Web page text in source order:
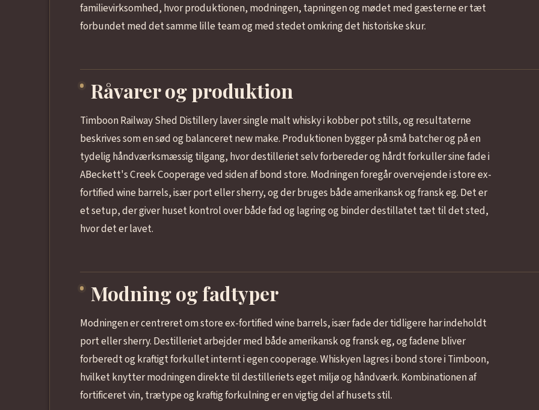
familievirksomhed, hvor produktionen, modningen, tapningen og mødet med gæsterne er tæt
forbundet med det samme lille team og med stedet omkring det historiske skur.
Råvarer og produktion
Timboon Railway Shed Distillery laver single malt whisky i kobber pot stills, og resultaterne
beskrives som en sød og balanceret new make. Produktionen bygger på små batcher og på en
tydelig håndværksmæssig tilgang, hvor destilleriet selv forbereder og hårdt forkuller sine fade i
ABeckett's Creek Cooperage ved siden af bond store. Modningen foregår overvejende i store ex-
fortified wine barrels, især port eller sherry, og der bruges både amerikansk og fransk eg. Det er
et setup, der giver huset kontrol over både fad og lagring og binder destillatet tæt til det sted,
hvor det er lavet.
Modning og fadtyper
Modningen er centreret om store ex-fortified wine barrels, især fade der tidligere har indeholdt
port eller sherry. Destilleriet arbejder med både amerikansk og fransk eg, og fadene bliver
forberedt og kraftigt forkullet internt i egen cooperage. Whiskyen lagres i bond store i Timboon,
hvilket knytter modningen direkte til destilleriets eget miljø og håndværk. Kombinationen af
fortificeret vin, trætype og kraftig forkulning er en vigtig del af husets stil.